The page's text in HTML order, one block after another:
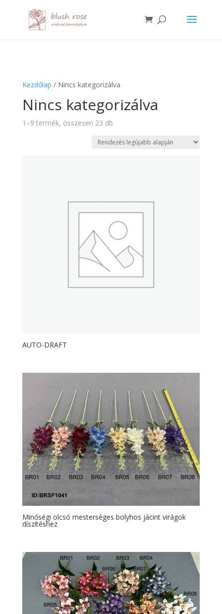
Kezdőlap / Nincs kategorizálva
Nincs kategorizálva
1–9 termék, összesen 23 dbSorted
latest
AUTO-DRAFT
Minőségi olcsó mesterséges bolyhos jácint virágok
díszítéshez